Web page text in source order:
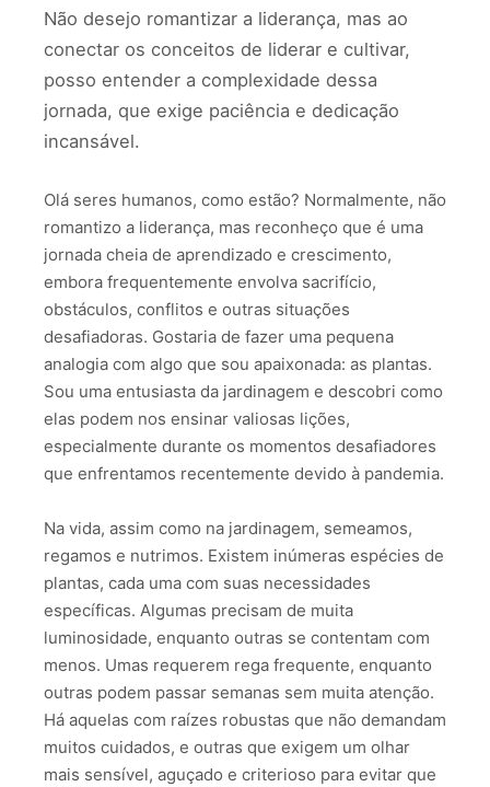
Não desejo romantizar a liderança, mas ao
conectar os conceitos de liderar e cultivar,
posso entender a complexidade dessa
jornada, que exige paciência e dedicação
incansável.
Olá seres humanos, como estão? Normalmente, não
romantizo a liderança, mas reconheço que é uma
jornada cheia de aprendizado e crescimento,
embora frequentemente envolva sacrifício,
obstáculos, conflitos e outras situações
desafiadoras. Gostaria de fazer uma pequena
analogia com algo que sou apaixonada: as plantas.
Sou uma entusiasta da jardinagem e descobri como
elas podem nos ensinar valiosas lições,
especialmente durante os momentos desafiadores
que enfrentamos recentemente devido à pandemia.
Na vida, assim como na jardinagem, semeamos,
regamos e nutrimos. Existem inúmeras espécies de
plantas, cada uma com suas necessidades
específicas. Algumas precisam de muita
luminosidade, enquanto outras se contentam com
menos. Umas requerem rega frequente, enquanto
outras podem passar semanas sem muita atenção.
Há aquelas com raízes robustas que não demandam
muitos cuidados, e outras que exigem um olhar
mais sensível, aguçado e criterioso para evitar que